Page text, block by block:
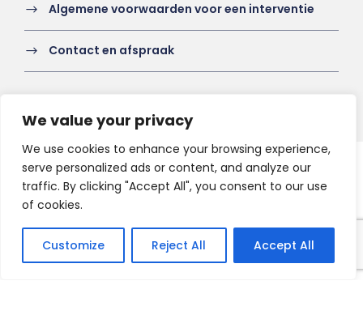
We value your privacy
We use cookies to enhance your browsing experience,
serve personalized ads or content, and analyze our
traffic. By clicking "Accept All", you consent to our use
of cookies.
Customize Reject All Accept All
Algemene voorwaarden voor een interventie
Contact en afspraak
Copyright 2021 HV-A, All Right Reserved